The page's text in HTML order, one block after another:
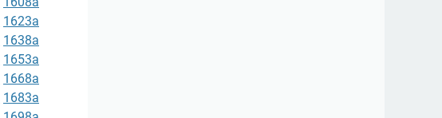
1623a
1638a
1653a
1668a
1683a